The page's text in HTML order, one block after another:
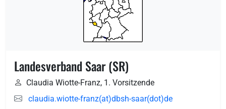
Landesverband Saar (SR)
Claudia Wiotte-Franz, 1. Vorsitzende
claudia.wiotte-franz(at)dbsh-saar(dot)de